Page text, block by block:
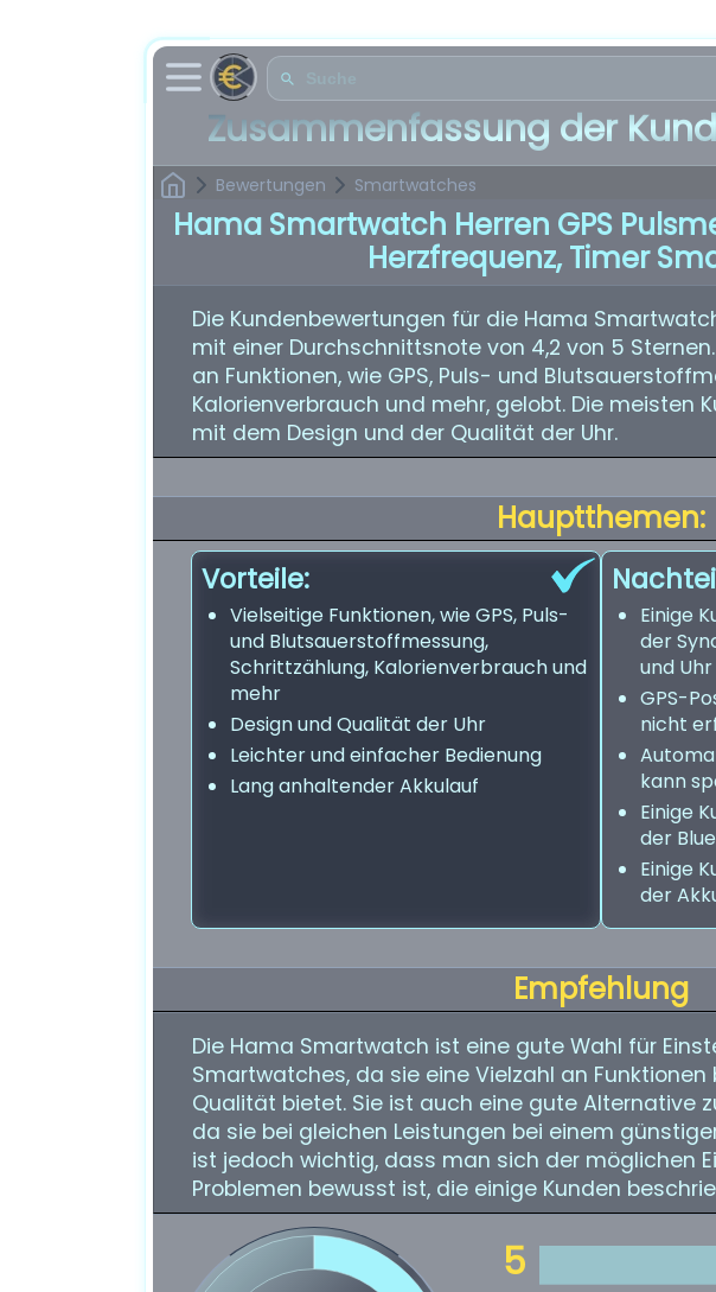
Zusammenfassung der
Bewertungen Smartwatches
Hama Smartwatch Herren GPS
Herzfrequenz, Timer
Die Kundenbewertungen für die Hama
mit einer Durchschnittsnote von 4,2 von 5
an Funktionen, wie GPS, Puls- und
Kalorienverbrauch und mehr, gelobt. Die meisten
mit dem Design und der Qualität der Uhr.
Hauptthemen:
Vorteile:
Vielseitige Funktionen, wie GPS, Puls-
und Blutsauerstoffmessung,
Schrittzählung, Kalorienverbrauch und
mehr
Design und Qualität der Uhr
Leichter und einfacher Bedienung
Lang anhaltender Akkulauf
Einige
der
und Uhr
GPS-
nicht
kann
Einige
der
Einige
der
Empfehlung
Die Hama Smartwatch ist eine gute Wahl für
Smartwatches, da sie eine Vielzahl an
Qualität bietet. Sie ist auch eine gute Alternative
da sie bei gleichen Leistungen bei einem
ist jedoch wichtig, dass man sich der möglichen
Problemen bewusst ist, die einige Kunden